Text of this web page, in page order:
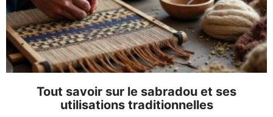
Tout savoir sur le sabradou et ses
utilisations traditionnelles